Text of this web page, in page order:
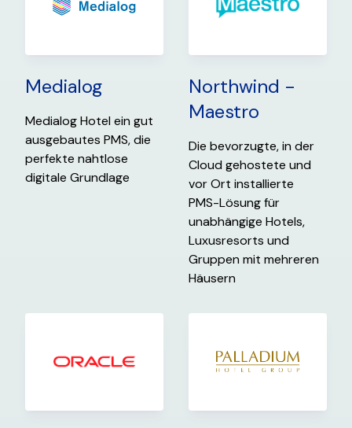
Medialog
Medialog Hotel ein gut
ausgebautes PMS, die
perfekte nahtlose
digitale Grundlage
Northwind -
Maestro
Die bevorzugte, in der
Cloud gehostete und
vor Ort installierte
PMS-Lösung für
unabhängige Hotels,
Luxusresorts und
Gruppen mit mehreren
Häusern